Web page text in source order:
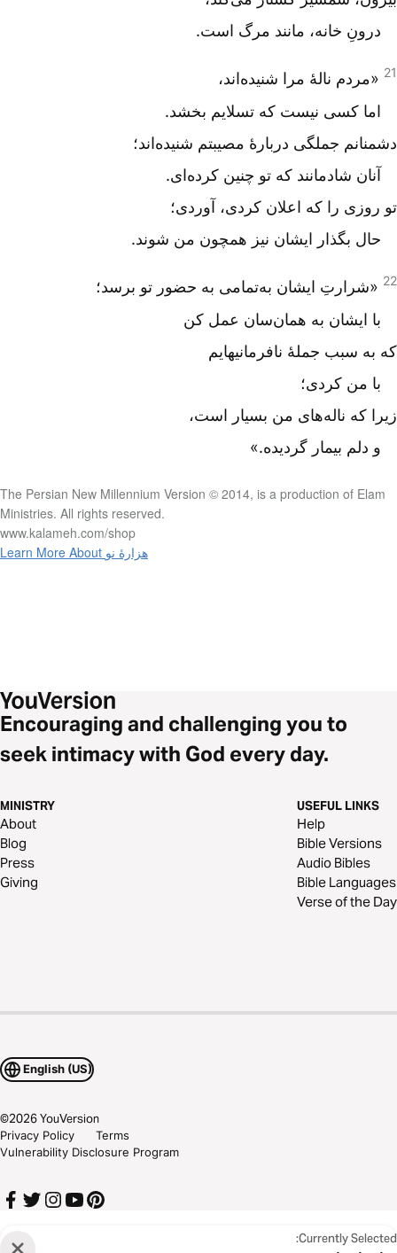
درونِ خانه، مانند مرگ است.
21 «مردم نالۀ مرا شنیده‌اند،
اما کسی نیست که تسلایم بخشد.
دشمنانم جملگی دربارۀ مصیبتم شنیده‌اند؛
آنان شادمانند که تو چنین کرده‌ای.
تو روزی را که اعلان کردی، آوردی؛
حال بگذار ایشان نیز همچون من شوند.
22 «شرارتِ ایشان به‌تمامی به حضور تو برسد؛
با ایشان به همان‌سان عمل کن
که به سبب جملۀ نافرمانیهایم
با من کردی؛
زیرا که ناله‌های من بسیار است،
و دلم بیمار گردیده.»
Currently Selected:
The Persian New Millennium Version © 2014, is a production of Elam
Ministries. All rights reserved.
www.kalameh.com/shop
Learn More About هزارۀ نو
Encouraging and challenging you to
seek intimacy with God every day.
MINISTRY
About
Blog
Press
Giving
USEFUL LINKS
Help
Bible Versions
Audio Bibles
Bible Languages
Verse of the Day
English (US)
©2026YouVersion
Privacy Policy
Terms
Vulnerability Disclosure Program